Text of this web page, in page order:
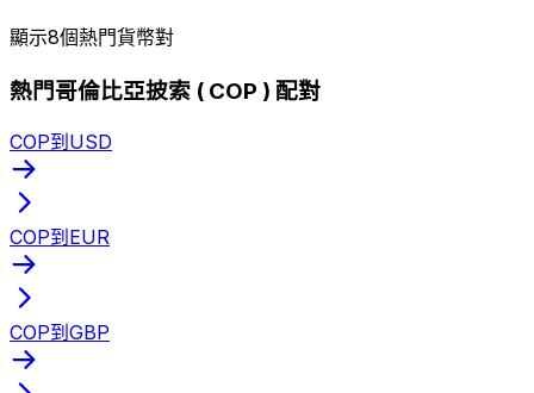
顯示8個熱門貨幣對
熱門哥倫比亞披索 ( COP ) 配對
COP到USD
COP到EUR
COP到GBP